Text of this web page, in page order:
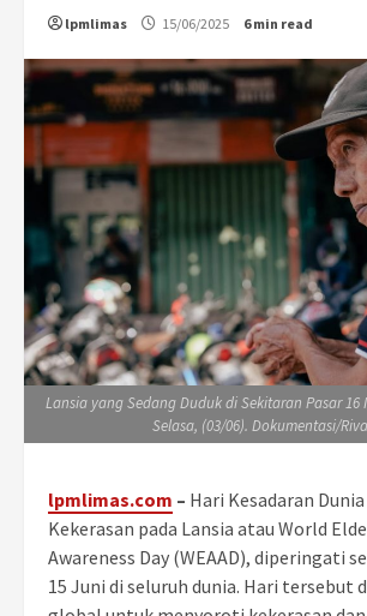
lpmlimas 15/06/2025 6 min read
Lansia yang Sedang Duduk di Sekitaran Pasar
Selasa, (03/06). Dokumentasi/
lpmlimas.com – Hari Kesadaran
Kekerasan pada Lansia atau World
Awareness Day (WEAAD), diperingati
15 Juni di seluruh dunia. Hari tersebut